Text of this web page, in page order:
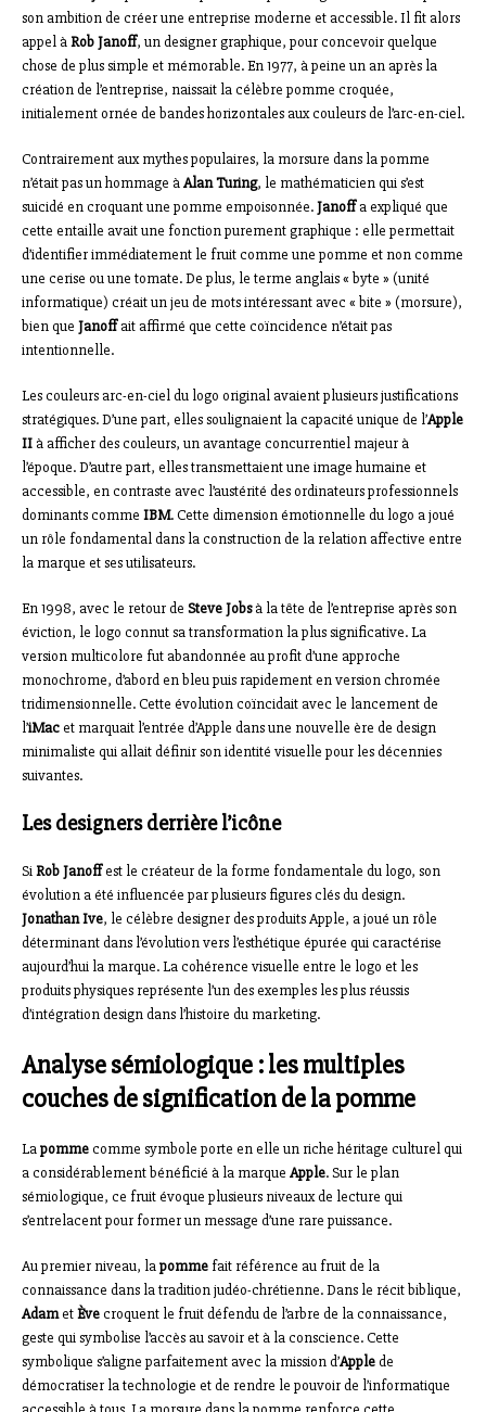
son ambition de créer une entreprise moderne et accessible. Il fit alors
appel àRob Janoff, un designer graphique, pour concevoir quelque
chose de plus simple et mémorable. En 1977, à peine un an après la
création de l’entreprise, naissait la célèbre pomme croquée,
initialement ornée de bandes horizontales aux couleurs de l’arc-en-ciel.
Contrairement aux mythes populaires, la morsure dans la pomme
n’était pas un hommage àAlan Turing, le mathématicien qui s’est
suicidé en croquant une pomme empoisonnée.Janoffa expliqué que
cette entaille avait une fonction purement graphique : elle permettait
d’identifier immédiatement le fruit comme une pomme et non comme
une cerise ou une tomate. De plus, le terme anglais « byte » (unité
informatique) créait un jeu de mots intéressant avec « bite » (morsure),
bien que Janoffait affirmé que cette coïncidence n’était pas
intentionnelle.
Les couleurs arc-en-ciel du logo original avaient plusieurs justifications
stratégiques. D’une part, elles soulignaient la capacité unique de l’Apple
IIà afficher des couleurs, un avantage concurrentiel majeur à
l’époque. D’autre part, elles transmettaient une image humaine et
accessible, en contraste avec l’austérité des ordinateurs professionnels
dominants comme IBM. Cette dimension émotionnelle du logo a joué
un rôle fondamental dans la construction de la relation affective entre
la marque et ses utilisateurs.
En 1998, avec le retour de Steve Jobsà la tête de l’entreprise après son
éviction, le logo connut sa transformation la plus significative. La
version multicolore fut abandonnée au profit d’une approche
monochrome, d’abord en bleu puis rapidement en version chromée
tridimensionnelle. Cette évolution coïncidait avec le lancement de
l’iMacet marquait l’entrée d’Apple dans une nouvelle ère de design
minimaliste qui allait définir son identité visuelle pour les décennies
suivantes.
Les designers derrière l’icône
SiRob Janoffest le créateur de la forme fondamentale du logo, son
évolution a été influencée par plusieurs figures clés du design.
Jonathan Ive, le célèbre designer des produits Apple, a joué un rôle
déterminant dans l’évolution vers l’esthétique épurée qui caractérise
aujourd’hui la marque. La cohérence visuelle entre le logo et les
produits physiques représente l’un des exemples les plus réussis
d’intégration design dans l’histoire du marketing.
Analyse sémiologique : les multiples
couches de signification de la pomme
Lapommecomme symbole porte en elle un riche héritage culturel qui
a considérablement bénéficié à la marque Apple. Sur le plan
sémiologique, ce fruit évoque plusieurs niveaux de lecture qui
s’entrelacent pour former un message d’une rare puissance.
Au premier niveau, lapomme fait référence au fruit de la
connaissance dans la tradition judéo-chrétienne. Dans le récit biblique,
AdametÈvecroquent le fruit défendu de l’arbre de la connaissance,
geste qui symbolise l’accès au savoir et à la conscience. Cette
symbolique s’aligne parfaitement avec la mission d’Applede
démocratiser la technologie et de rendre le pouvoir de l’informatique